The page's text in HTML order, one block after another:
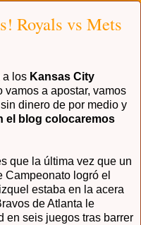
Royals vs Mets
a los Kansas City
vamos a apostar, vamos
dinero de por medio y
el blog colocaremos
que la última vez que un
logró el
estaba en la acera
de Atlanta le
en seis juegos tras barrer